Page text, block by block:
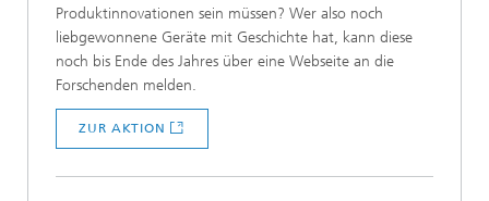
Produktinnovationen sein müssen? Wer also noch
liebgewonnene Geräte mit Geschichte hat, kann diese
noch bis Ende des Jahres über eine Webseite an die
Forschenden melden.
ZUR AKTION